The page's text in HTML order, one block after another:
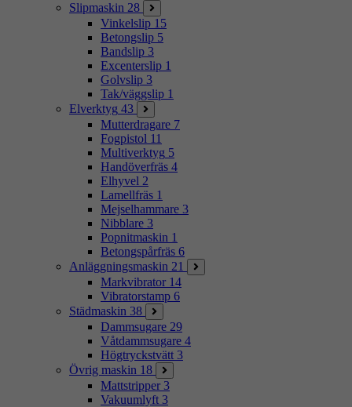
Slipmaskin 28
Vinkelslip 15
Betongslip 5
Bandslip 3
Excenterslip 1
Golvslip 3
Tak/väggslip 1
Elverktyg 43
Mutterdragare 7
Fogpistol 11
Multiverktyg 5
Handöverfräs 4
Elhyvel 2
Lamellfräs 1
Mejselhammare 3
Nibblare 3
Popnitmaskin 1
Betongspårfräs 6
Anläggningsmaskin 21
Markvibrator 14
Vibratorstamp 6
Städmaskin 38
Dammsugare 29
Våtdammsugare 4
Högtryckstvätt 3
Övrig maskin 18
Mattstripper 3
Vakuumlyft 3